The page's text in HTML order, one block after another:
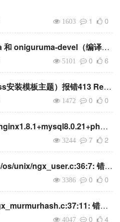
1603 1 0
CentOS 8 安装 oniguruma 和 oniguruma-devel（编译php7.4报错Package 'oniguruma', required by 'virtual:world', not found）
5101 0 6
nginx上传文件（wordpress安装模板主题）报错413 Request Entity Too Large的解决办法
1472 0 0
centos8安装部署LNMP（nginx1.8.1+mysql8.0.21+php7.4.9安装）
3244 7 2
centos8编译nginx报错src/os/unix/ngx_user.c:36:7: 错误：‘struct crypt_data’没有名为‘current_salt’的成员 cd.current_salt[0] = ~salt[0];的解决办法
3386 0 0
nginx编译报错src/core/ngx_murmurhash.c:37:11: 错误：this statement may fall through [-Werror=implicit-fallthrough=] h ^= data[2]
4047 0 4